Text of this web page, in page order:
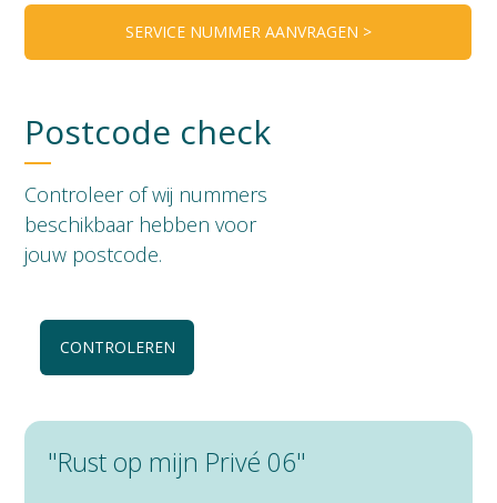
SERVICE NUMMER AANVRAGEN >
Postcode check
Controleer of wij nummers
beschikbaar hebben voor
jouw postcode.
CONTROLEREN
"Rust op mijn Privé 06"